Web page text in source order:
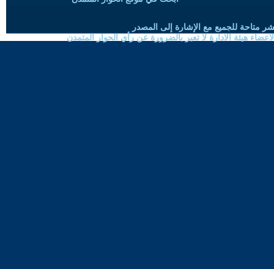
متاحة للجميع مع الإشارة إلى المصدر
هيئة الادارة لا تعبر بالضرورة عن رأي الحوار المتمدن